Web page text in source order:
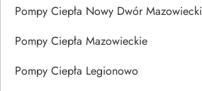
Pompy Ciepła Nowy Dwór Mazowiecki
Pompy Ciepła Mazowieckie
Pompy Ciepła Legionowo